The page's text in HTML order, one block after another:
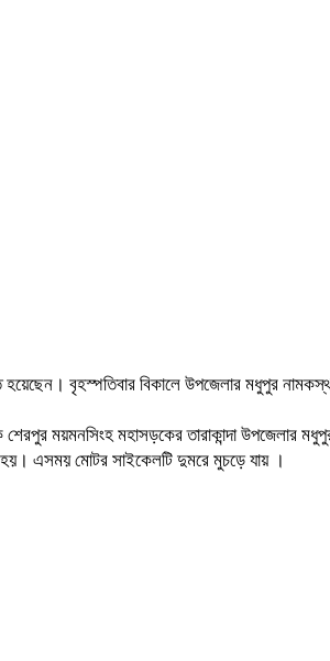
বৃহস্পতিবার বিকালে উপজেলার মধুপুর
শেরপুর ময়মনসিংহ মহাসড়কের তারাকান্দা
এসময় মোটর সাইকেলটি দুমরে মুচড়ে যায় ।